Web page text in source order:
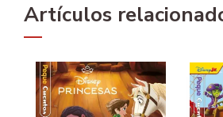
Artículos